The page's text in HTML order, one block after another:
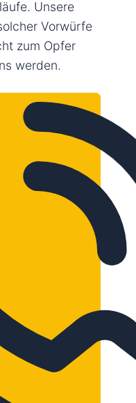
Unsere
Vorwürfe
zum Opfer
werden.